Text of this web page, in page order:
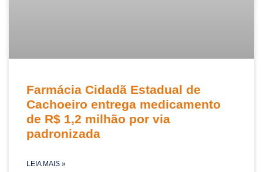
Farmácia Cidadã Estadual de
Cachoeiro entrega medicamento
de R$ 1,2 milhão por via
padronizada
LEIA MAIS »